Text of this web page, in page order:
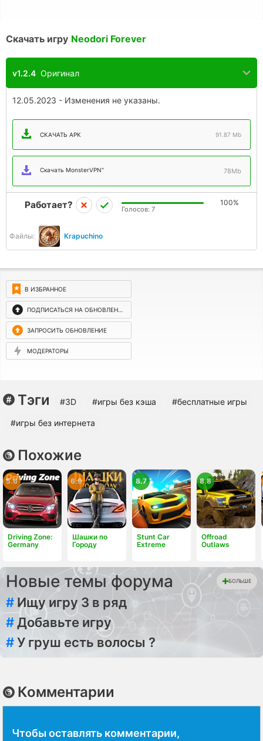
Скачать игру Neodori Forever
v1.2.4 Оригинал
12.05.2023 - Изменения не указаны.
СКАЧАТЬ APK 91.87 Mb
Скачать MonsterVPN" 78Mb
Файлы: Krapuchino
Работает? 100%
Голосов: 7
В ИЗБРАННОЕ
ПОДПИСАТЬСЯ НА ОБНОВЛЕНИЯ
ЗАПРОСИТЬ ОБНОВЛЕНИЕ
МОДЕРАТОРЫ
Тэги #3D #игры без кэша #бесплатные игры
#игры без интернета
Похожие
Driving Zone:
Germany
5.6
Шашки по
Городу
6.9
Stunt Car
Extreme
8.7
Offroad
Outlaws
8.8
Новые темы форума БОЛЬШЕ
# Ищу игру 3 в ряд
#Добавьте игру
#У груш есть волосы ?
Комментарии
Чтобы оставлять комментарии,